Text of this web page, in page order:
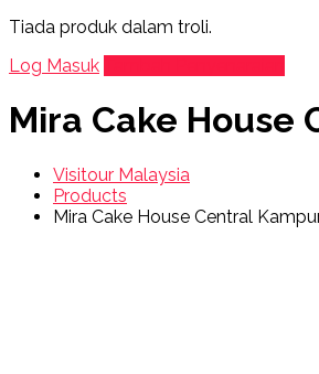
Tiada produk dalam troli.
Log Masuk
Mira Cake House
Visitour Malaysia
Products
Mira Cake House Central